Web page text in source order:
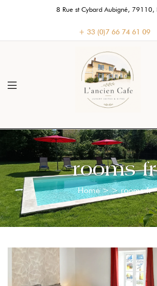
8 Rue st Cybard Aubigné, 79110,
+ 33 (0)7 66 74 61 09
rooms fr
Home>>rooms fr